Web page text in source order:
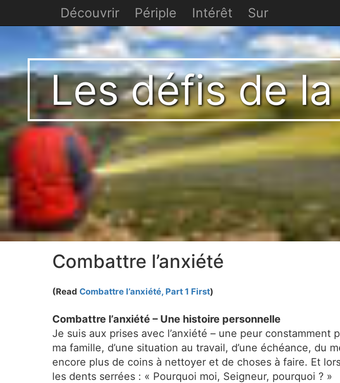
Les défis de
Combattre l’anxiété
(Read Combattre l’anxiété, Part 1 First)
Combattre l’anxiété – Une histoire personnelle
Je suis aux prises avec l’anxiété – une peur constamment
ma famille, d’une situation au travail, d’une échéance, du
encore plus de coins à nettoyer et de choses à faire. Et
les dents serrées : « Pourquoi moi, Seigneur, pourquoi ? »
Découvrir Périple Intérêt Sur